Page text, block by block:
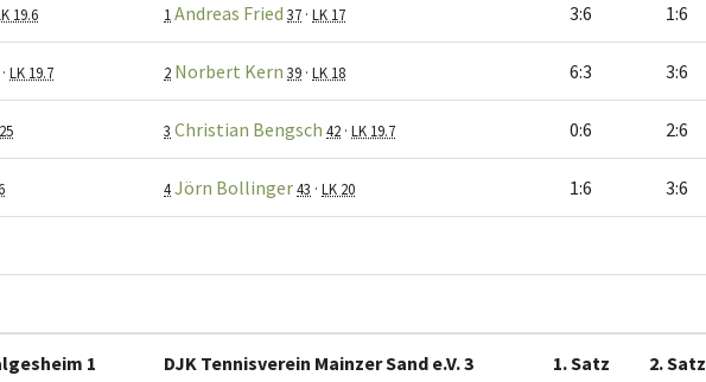
19.6 1 Andreas Fried 37 · LK 17 3:6 1:6
· LK 19.7 2 Norbert Kern 39 · LK 18 6:3 3:6
3 Christian Bengsch 42 · LK 19.7 0:6 2:6
4Jörn Bollinger43 · LK 20 1:6 3:6
1 DJK Tennisverein Mainzer Sand e.V. 3 1. Satz 2. Satz